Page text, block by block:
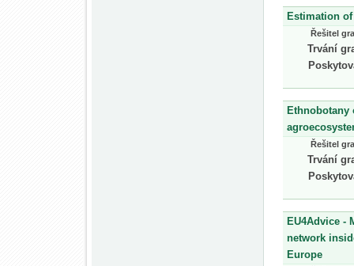
Estimation
Řešitel
Trvání
Řešitel
Trvání
EU4Advice -
network
Europe